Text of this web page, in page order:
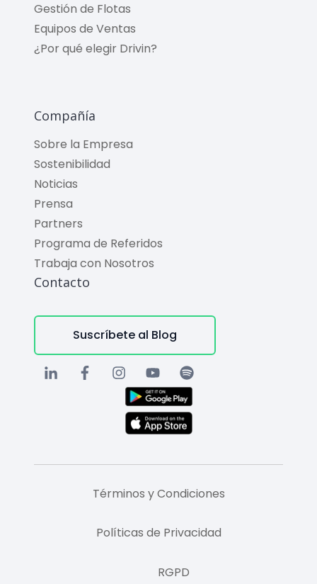
Gestión de Flotas
Equipos de Ventas
¿Por qué elegir Drivin?
Compañía
Sobre la Empresa
Sostenibilidad
Noticias
Prensa
Partners
Programa de Referidos
Trabaja con Nosotros
Contacto
Suscríbete al Blog
Términos y Condiciones
Políticas de Privacidad
RGPD